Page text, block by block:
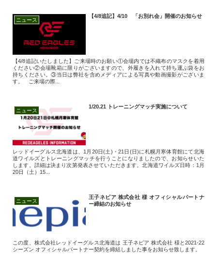
ニュース
【4/8追記】4/10 「お別れ会」開催のお知らせ
【4/8追記いたしました】ご来場時のお願い①会場内では不織布のマスクを着用
ください②会場靴箱に限りがございますので、外履きを入れて持ち運ぶ袋をお
持ちください。③当日は弊社を含めメディアによる写真や動画撮影がございま
す。 ご来場の際...
ニュース
1/20.21 トレーニングマッチ実施について
レッドイーグルス北海道は、1月20日(土)・21日(日)に札幌月寒体育館にて北海
道ワイルズとトレーニングマッチを行うことになりましたので、お知らせいた
します。詳細は決まり次第発表させていただきます。北海道ワイルズ日時：1月
20日（土）15...
ニュース
王子ネピア 株式会社 様 オフィシャルパートナ
ー締結のお知らせ
この度、株式会社レッドイーグルス北海道は 王子ネピア 株式会社 様と2021-22
シーズン オフィシャルパートナー契約を締結しました事をお知らせ致します。